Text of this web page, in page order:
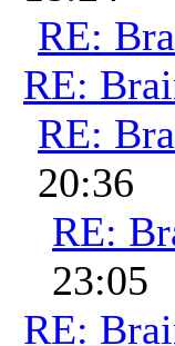
RE:
RE:
RE:
20:36
RE:
23:05
RE: